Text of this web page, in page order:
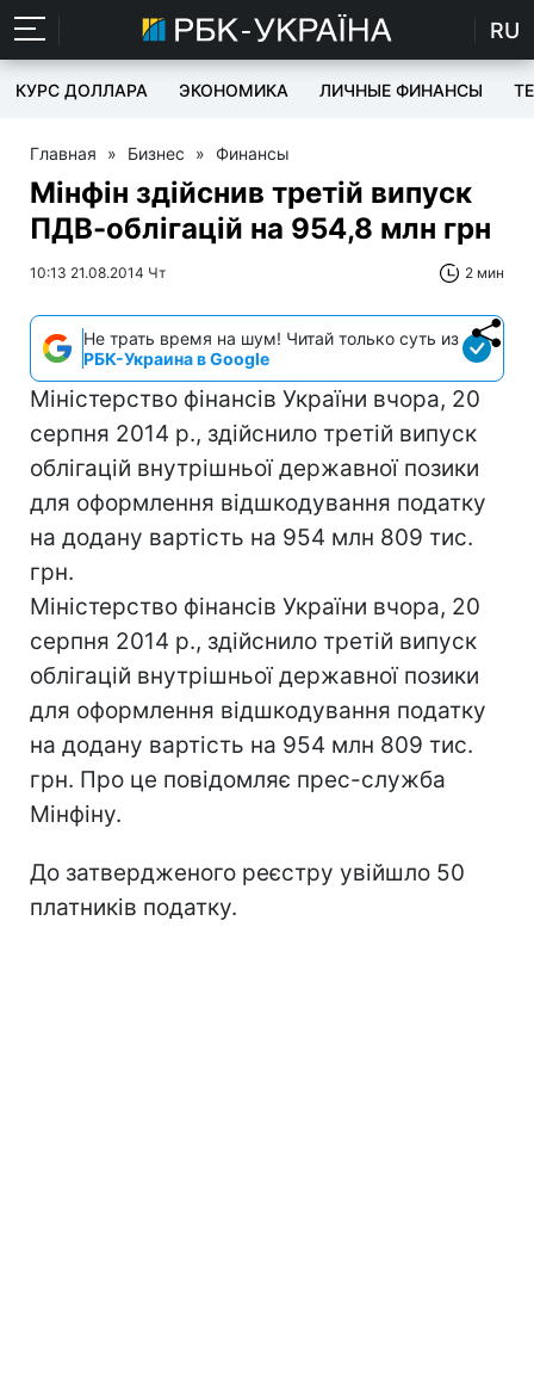
RU
КУРС ДОЛЛАРА ЭКОНОМИКА ЛИЧНЫЕ ФИНАНСЫ
Главная » Бизнес » Финансы
Мінфін здійснив третій випуск
ПДВ-облігацій на 954,8 млн грн
10:13 21.08.2014 Чт 2 мин
Не трать время на шум! Читай только суть из
РБК-Украина в Google
Міністерство фінансів України вчора, 20
серпня 2014 р., здійснило третій випуск
облігацій внутрішньої державної позики
для оформлення відшкодування податку
на додану вартість на 954 млн 809 тис.
грн.
Міністерство фінансів України вчора, 20
серпня 2014 р., здійснило третій випуск
облігацій внутрішньої державної позики
для оформлення відшкодування податку
на додану вартість на 954 млн 809 тис.
грн. Про це повідомляє прес-служба
Мінфіну.
До затвердженого реєстру увійшло 50
платників податку.